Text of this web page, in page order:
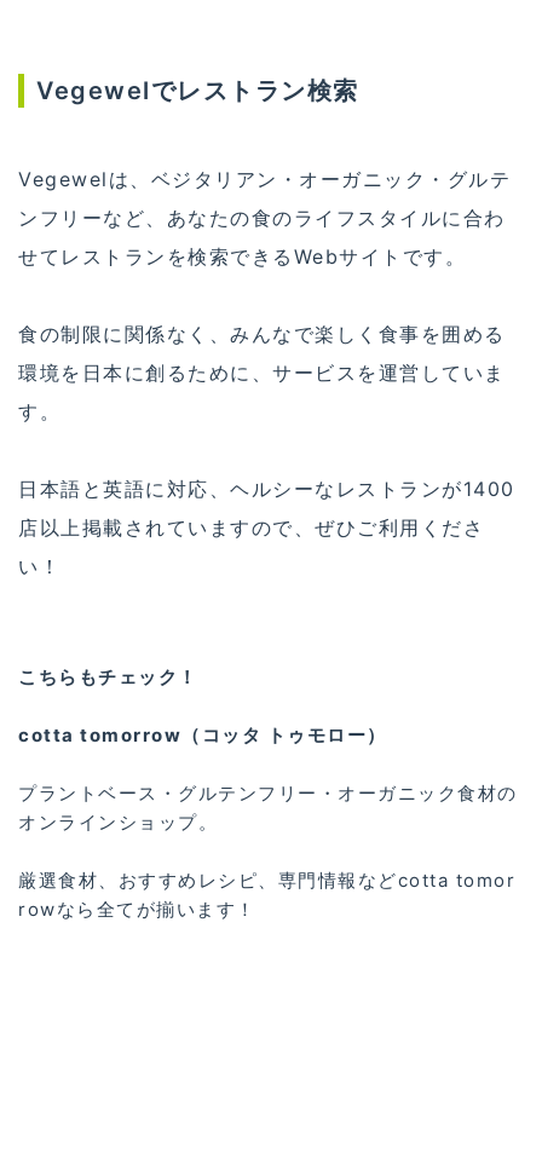
Vegewelでレストラン検索
Vegewelは、ベジタリアン・オーガニック・グルテ
ンフリーなど、あなたの食のライフスタイルに合わ
せてレストランを検索できるWebサイトです。
食の制限に関係なく、みんなで楽しく食事を囲める
環境を日本に創るために、サービスを運営していま
す。
日本語と英語に対応、ヘルシーなレストランが1400
店以上掲載されていますので、ぜひご利用くださ
い！
こちらもチェック！
cotta tomorrow（コッタ トゥモロー）
プラントベース・グルテンフリー・オーガニック食材の
オンラインショップ。
厳選食材、おすすめレシピ、専門情報などcotta tomor
rowなら全てが揃います！